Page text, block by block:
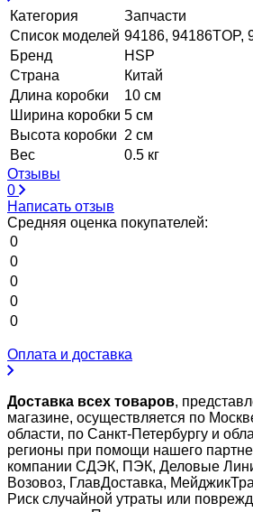
Категория
Запчасти
Список моделей 94186, 94186TOP,
Бренд
HSP
Страна
Китай
Длина коробки
10 см
Ширина коробки 5 см
Высота коробки 2 см
Вес
0.5 кг
Отзывы
0
Написать отзыв
Средняя оценка покупателей:
0
0
0
0
0
Оплата и доставка
Доставка всех товаров,
магазине, осуществляется по
области, по Санкт-Петербургу и
регионы при помощи нашего
компании СДЭК, ПЭК, Деловые
Возовоз, ГлавДоставка,
Риск случайной утраты или